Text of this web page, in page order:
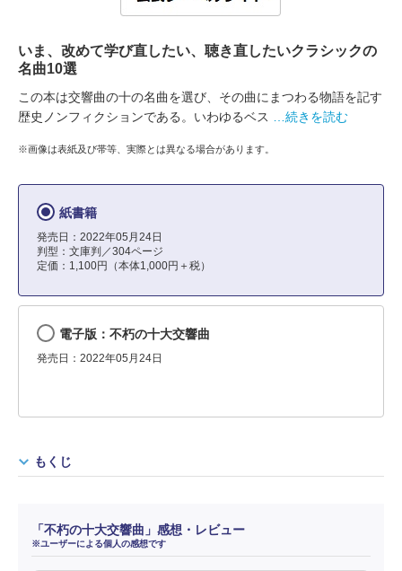
いま、改めて学び直したい、聴き直したいクラシックの
名曲10選
この本は交響曲の十の名曲を選び、その曲にまつわる物語を記す
歴史ノンフィクションである。いわゆるベス
…続きを読む
※画像は表紙及び帯等、実際とは異なる場合があります。
紙書籍
発売日：2022年05月24日
判型：文庫判／304ページ
定価：1,100円（本体1,000円＋税）
電子版：不朽の十大交響曲
発売日：2022年05月24日
もくじ
「不朽の十大交響曲」感想・レビュー
※ユーザーによる個人の感想です